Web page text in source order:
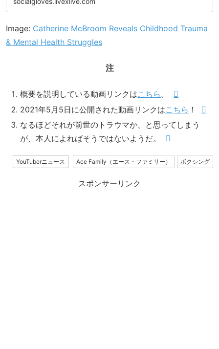
Image: Catherine McBroom Reveals Childhood Trauma
& Mental Health Struggles
注
概要を説明している動画リンクはこちら。
2021年5月5日に公開された動画リンクはこちら ！
なるほどそれが前世のトラウマか、と思ってしまう
が、本人によればそうではないようだ。
YouTuberニュース Ace Family（エース・ファミリー） ボクシング
スポンサーリンク